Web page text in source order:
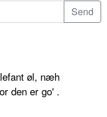
øl, næh
den er go' .